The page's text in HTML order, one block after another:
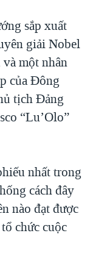
NAM
SÂM
THÔN MỸ
sắp xuất
giải Nobel
một nhân
của Đông
tịch Đảng
“Lu’Olo”
nhất trong
cách đây
nào đạt được
chức cuộc